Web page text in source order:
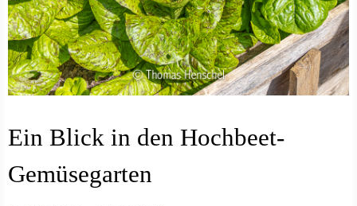
Z
E
Ü
S
Ein Blick in den Hochbeet-
Gemüsegarten